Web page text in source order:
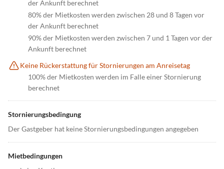
der Ankunft berechnet
80% der Mietkosten werden zwischen 28 und 8 Tagen vor
der Ankunft berechnet
90% der Mietkosten werden zwischen 7 und 1 Tagen vor der
Ankunft berechnet
Keine Rückerstattung für Stornierungen am Anreisetag
100% der Mietkosten werden im Falle einer Stornierung
berechnet
Stornierungsbedingung
Der Gastgeber hat keine Stornierungsbedingungen angegeben
Mietbedingungen